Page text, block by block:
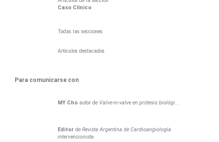
Caso Clínico
Todas las secciones
Artículos destacados
Para comunicarse con
MY Cho autor deValve-in-valve en prótesis biológi...
Editor deRevista Argentina de Cardioangiología
intervencionista